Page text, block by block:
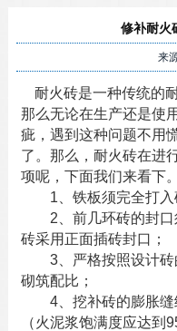
修补耐火
来
耐火砖是一种传统的
那么无论在生产还是使
疵，遇到这种问题不用
了。那么， 耐火砖在进
项呢，下面我们来看下。
1、铁板须完全打入
2、前几环砖的封口
砖采用正面插砖封口；
3、严格按照设计砖
砌筑配比；
4、挖补砖的膨胀缝
（火泥浆饱满度应达到